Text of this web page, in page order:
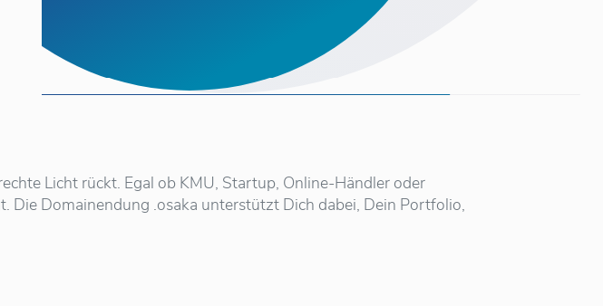
Licht rückt. Egal ob KMU, Startup, Online-Händler oder
Die Domainendung .osaka unterstützt Dich dabei, Dein Portfolio,